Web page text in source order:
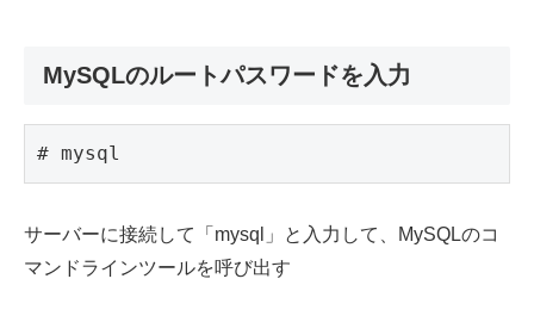
MySQLのルートパスワードを入力
# mysql
サーバーに接続して「mysql」と入力して、MySQLのコ
マンドラインツールを呼び出す